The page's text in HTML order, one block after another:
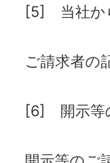
[5] 当社か
ご請求者の
[6] 開示等